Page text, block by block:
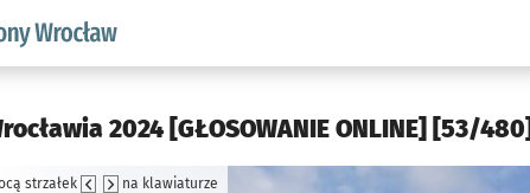
podserwis: Środowisko we Wrocławiu
2024 [GŁOSOWANIE ONLINE] [53/480]
strzałek na klawiaturze